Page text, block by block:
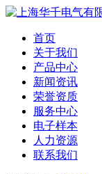
首页
关于我们
产品中心
新闻资讯
荣誉资质
服务中心
电子样本
人力资源
联系我们